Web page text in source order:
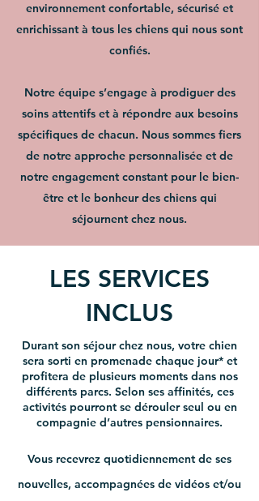
environnement confortable, sécurisé et
enrichissant à tous les chiens qui nous sont
confiés.
Notre équipe s’engage à prodiguer des
soins attentifs et à répondre aux besoins
spécifiques de chacun. Nous sommes fiers
de notre approche personnalisée et de
notre engagement constant pour le bien-
être et le bonheur des chiens qui
séjournent chez nous.
LES SERVICES
INCLUS
Durant son séjour chez nous, votre chien
sera sorti en promenade chaque jour* et
profitera de plusieurs moments dans nos
différents parcs. Selon ses affinités, ces
activités pourront se dérouler seul ou en
compagnie d’autres pensionnaires.
Vous recevrez quotidiennement de ses
nouvelles, accompagnées de vidéos et/ou